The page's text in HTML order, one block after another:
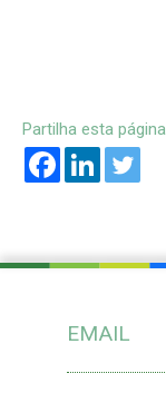
Partilha esta página
EMAIL